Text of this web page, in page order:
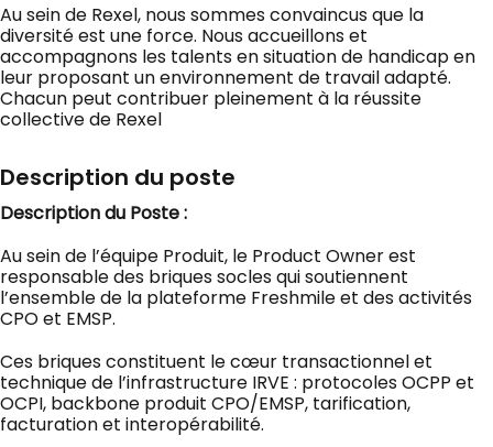
Au sein de Rexel, nous sommes convaincus que la
diversité est une force. Nous accueillons et
accompagnons les talents en situation de handicap en
leur proposant un environnement de travail adapté.
Chacun peut contribuer pleinement à la réussite
collective de Rexel
Description du poste
Description du Poste :
Au sein de l’équipe Produit, le Product Owner est
responsable des briques socles qui soutiennent
l’ensemble de la plateforme Freshmile et des activités
CPO et EMSP.
Ces briques constituent le cœur transactionnel et
technique de l’infrastructure IRVE : protocoles OCPP et
OCPI, backbone produit CPO/EMSP, tarification,
facturation et interopérabilité.